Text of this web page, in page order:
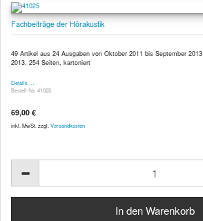
Fachbeiträge der Hörakustik
49 Artikel aus 24 Ausgaben von Oktober 2011 bis September 2013
2013, 254 Seiten, kartoniert
Details …
Bestell-Nr. 41025
69,00 €
inkl. MwSt. zzgl. Versandkosten